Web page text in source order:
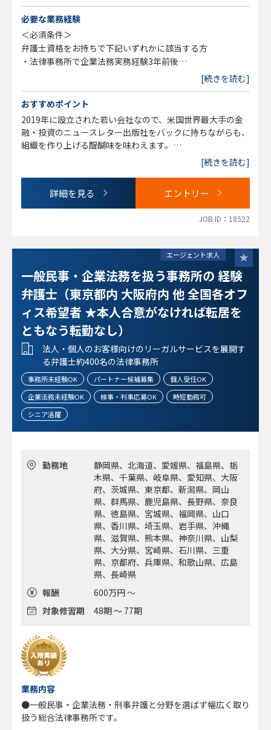
・規制当局対応
・各種契約書審査・作成（業務委託契約、ライセンス契約
等）
・法律相談（グループ会社も含む）、顧問弁護士の窓口対応
・訴訟対応（顧問弁護士との連携）
・知財関連（商標・著作権の管理、著作権侵害に対する対
応、等）
・法的調査全般
ご経験によっては海外案件をお任せする場合があります。
※変更の範囲：会社の定める業務とする
必要な業務経験
＜必須条件＞
弁護士資格をお持ちで下記いずれかに該当する方
・法律事務所で企業法務実務経験3年前後
（※3年未満でも経験次第で応相談となります。また一般民
・事業会社での企業法務経験3年前後
＜歓迎要項＞
・ビジネス的な思考力をお持ちの方
・コミュニケーション能力が高い方
[続きを読む]
おすすめポイント
2019年に設立された若い会社なので、米国世界最大手の金
融・投資のニュースレター出版社をバックに持ちながらも、
組織を作り上げる醍醐味を味わえます。
自主性を尊重しており、率先してやりたいことを任せてもら
つのチームとして動いているため、幅広い経験を積むことが
可能です。
軟に働くことができます。同社はグループ会社含め、子育て
中の女性の方が多く、ワークライフバランスを重視しながら
も、法務としてのキャリアを目指せるポジションです。
[続きを読む]
詳細を見る エントリー
JOB ID：18522
エージェント求人
一般民事・企業法務を扱う事務所の 経験
弁護士（東京都内 大阪府内 他 全国各オフ
ィス希望者 ★本人合意がなければ転居を
ともなう転勤なし）
法人・個人のお客様向けのリーガルサービスを展開す
る弁護士約400名の法律事務所
事務所未経験OK パートナー候補募集
個人受任OK
企業法務未経験OK
検事・判事応募OK
時短勤務可
シニア活躍
勤務地
静岡県、北海道、愛媛県、福島県、栃
木県、千葉県、岐阜県、愛知県、大阪
府、茨城県、東京都、新潟県、岡山
県、群馬県、鹿児島県、長野県、奈良
県、徳島県、宮城県、福岡県、山口
県、香川県、埼玉県、岩手県、沖縄
県、滋賀県、熊本県、神奈川県、山梨
県、大分県、宮崎県、石川県、三重
県、京都府、兵庫県、和歌山県、広島
県、長崎県
報酬
600万円 ～
対象修習期
48期 ～ 77期
業務内容
●一般民事・企業法務・刑事弁護と分野を選ばず幅広く取り
扱う総合法律事務所です。